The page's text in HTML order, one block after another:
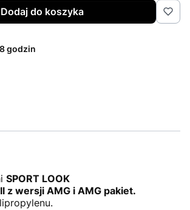
Dodaj do koszyka
godzin
SPORT LOOK
z wersji AMG i AMG pakiet.